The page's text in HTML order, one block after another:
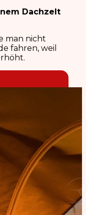
Dachzelt
man nicht
fahren, weil